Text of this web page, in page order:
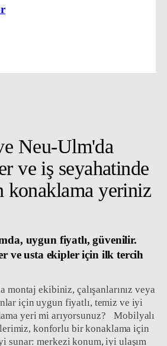
Neu-Ulm'da
ve iş seyahatinde
konaklama yeriniz
uygun fiyatlı, güvenilir.
ve usta ekipler için ilk tercih
montaj ekibiniz, çalışanlarınız veya
için uygun fiyatlı, temiz ve iyi
yeri mi arıyorsunuz? Mobilyalı
konforlu bir konaklama için
sunar: merkezi konum, iyi ulaşım